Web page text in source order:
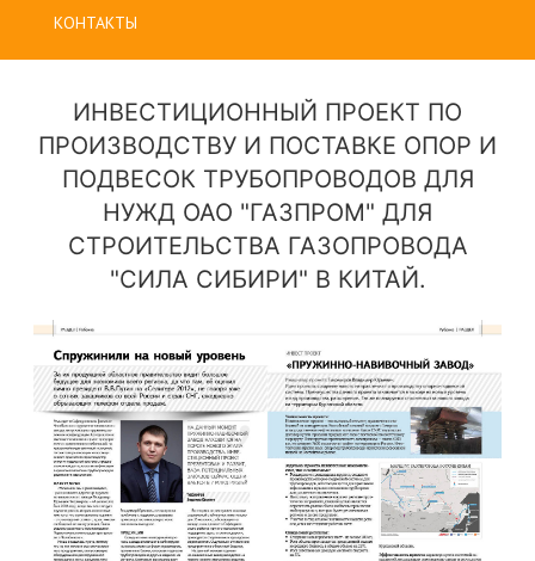
КОНТАКТЫ
ИНВЕСТИЦИОННЫЙ ПРОЕКТ ПО
ПРОИЗВОДСТВУ И ПОСТАВКЕ ОПОР И
ПОДВЕСОК ТРУБОПРОВОДОВ ДЛЯ
НУЖД ОАО "ГАЗПРОМ" ДЛЯ
СТРОИТЕЛЬСТВА ГАЗОПРОВОДА
"СИЛА СИБИРИ" В КИТАЙ.